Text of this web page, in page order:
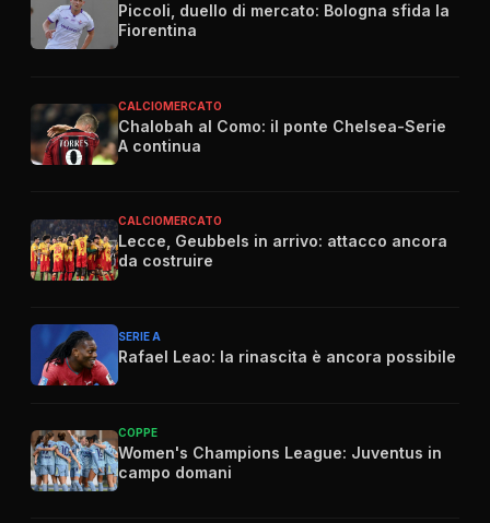
Piccoli, duello di mercato: Bologna sfida la
Fiorentina
CALCIOMERCATO
Chalobah al Como: il ponte Chelsea-Serie
A continua
CALCIOMERCATO
Lecce, Geubbels in arrivo: attacco ancora
da costruire
SERIE A
Rafael Leao: la rinascita è ancora possibile
COPPE
Women's Champions League: Juventus in
campo domani